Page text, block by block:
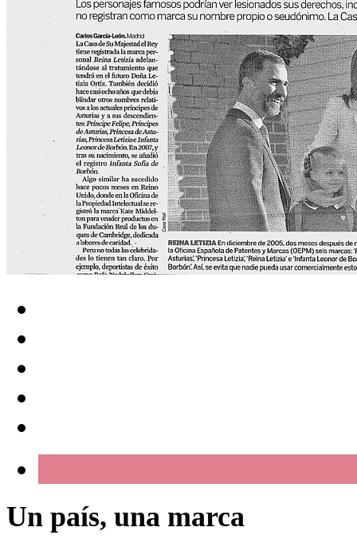
Un país, una marca